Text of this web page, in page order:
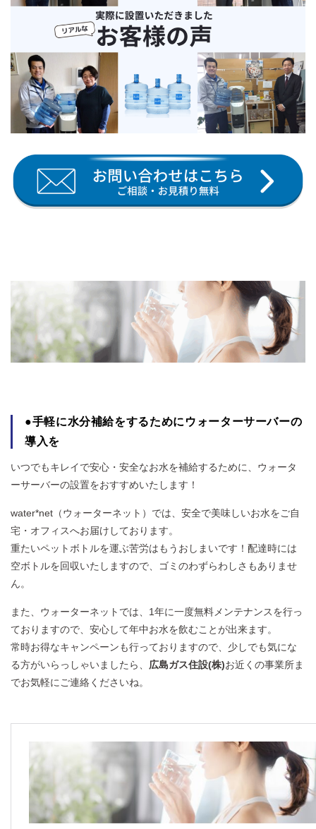
●手軽に水分補給をするためにウォーターサーバーの
導入を
いつでもキレイで安心・安全なお水を補給するために、ウォータ
ーサーバーの設置をおすすめいたします！
water*net（ウォーターネット）では、安全で美味しいお水をご自
宅・オフィスへお届けしております。
重たいペットボトルを運ぶ苦労はもうおしまいです！配達時には
空ボトルを回収いたしますので、ゴミのわずらわしさもありませ
ん。
また、ウォーターネットでは、1年に一度無料メンテナンスを行っ
ておりますので、安心して年中お水を飲むことが出来ます。
常時お得なキャンペーンも行っておりますので、少しでも気にな
る方がいらっしゃいましたら、 広島ガス住設(株)お近くの事業所ま
でお気軽にご連絡くださいね。